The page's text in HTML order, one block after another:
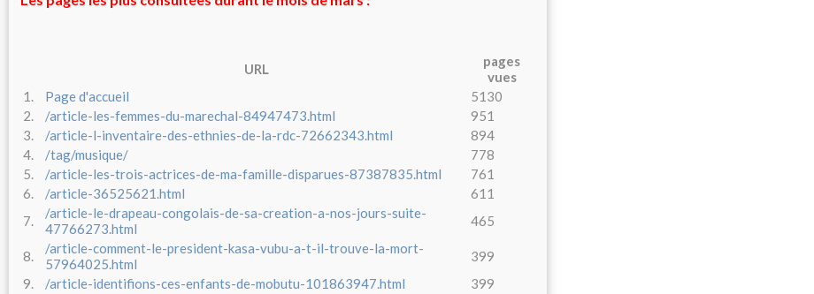
URL
pages
vues
1.
Page d'accueil
5130
2.
/article-les-femmes-du-marechal-84947473.html
951
3.
/article-l-inventaire-des-ethnies-de-la-rdc-72662343.html
894
4.
/tag/musique/
778
5.
/article-les-trois-actrices-de-ma-famille-disparues-87387835.html
761
6.
/article-36525621.html
611
7.
/article-le-drapeau-congolais-de-sa-creation-a-nos-jours-suite-
47766273.html
465
8.
/article-comment-le-president-kasa-vubu-a-t-il-trouve-la-mort-
57964025.html
399
9.
/article-identifions-ces-enfants-de-mobutu-101863947.html
399